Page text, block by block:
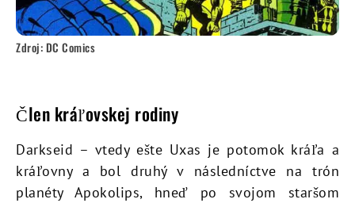
Zdroj: DC Comics
Člen kráľovskej rodiny
Darkseid – vtedy ešte Uxas je potomok kráľa a
kráľovny a bol druhý v následníctve na trón
planéty Apokolips, hneď po svojom staršom